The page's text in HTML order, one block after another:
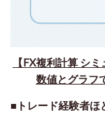
【FX複利計算 シ
数値とグラフ
■トレード経験者ほ